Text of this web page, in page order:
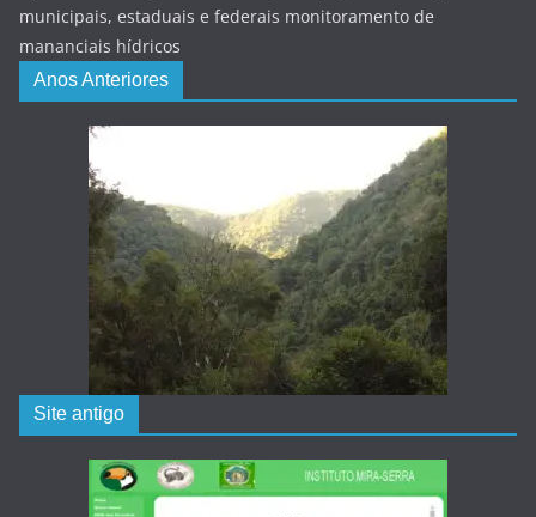
municipais, estaduais e federais monitoramento de
mananciais hídricos
Anos Anteriores
Site antigo